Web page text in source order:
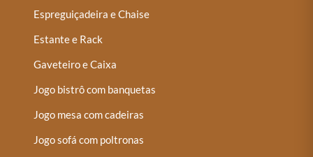
Espreguiçadeira e Chaise
Estante e Rack
Gaveteiro e Caixa
Jogo bistrô com banquetas
Jogo mesa com cadeiras
Jogo sofá com poltronas